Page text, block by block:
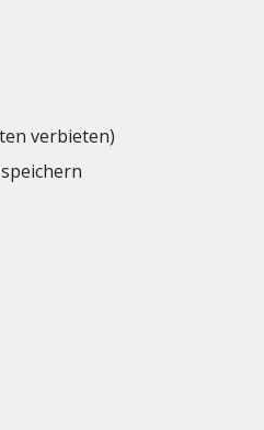
verbieten)